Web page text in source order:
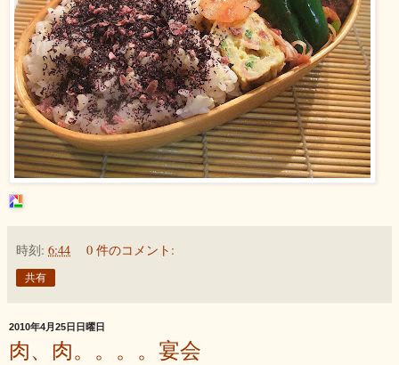
時刻: 6:44 0 件のコメント:
共有
2010年4月25日日曜日
肉、肉。。。。宴会